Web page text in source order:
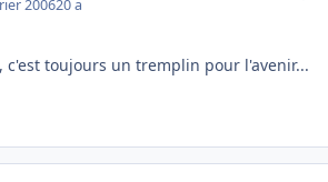
200620 a
c'est toujours un tremplin pour l'avenir...